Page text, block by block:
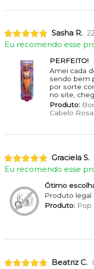
Sasha R.
Eu recomendo esse
PERFEITO!
Amei cada
sendo bem
por sorte
no site,
Produto:
Cabelo
Graciela S.
Eu recomendo esse
Ótimo
Produto legal
Produto:Pop
Beatriz C.